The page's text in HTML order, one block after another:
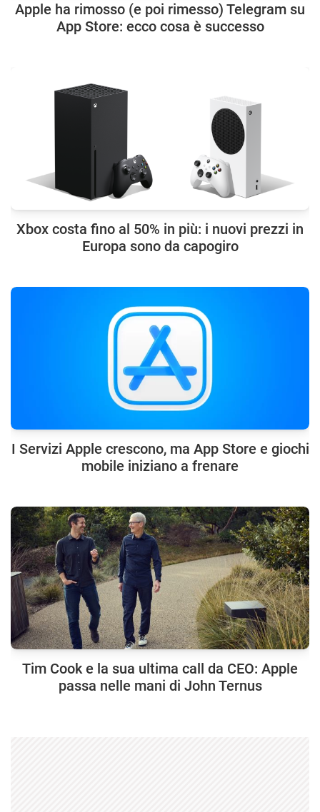
Apple ha rimosso (e poi rimesso) Telegram su
App Store: ecco cosa è successo
Xbox costa fino al 50% in più: i nuovi prezzi in
Europa sono da capogiro
I Servizi Apple crescono, ma App Store e giochi
mobile iniziano a frenare
Tim Cook e la sua ultima call da CEO: Apple
passa nelle mani di John Ternus